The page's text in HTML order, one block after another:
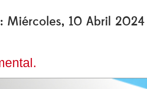
Miércoles, 10 Abril 2024